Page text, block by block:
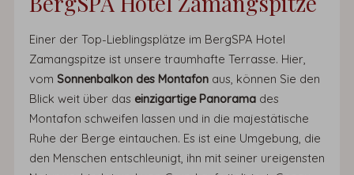
Einer der Top-Lieblingsplätze im BergSPA Hotel
Zamangspitze ist unsere traumhafte Terrasse. Hier,
vom Sonnenbalkon des Montafonaus, können Sie den
Blick weit über das einzigartige Panoramades
Montafon schweifen lassen und in die majestätische
Ruhe der Berge eintauchen. Es ist eine Umgebung, die
den Menschen entschleunigt, ihn mit seiner ureigensten